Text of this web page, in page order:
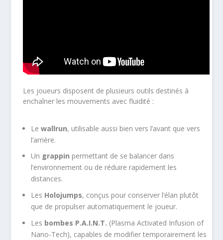
Les joueurs disposent de plusieurs outils destinés à
enchaîner les mouvements avec fluidité :
Lewallrun, utilisable aussi bien vers l’avant que vers
l’arrière.
Un grappin permettant de se balancer dans
l’environnement ou de réduire rapidement les
distances.
Les Holojumps, conçus pour conserver l’élan plutôt
que de propulser automatiquement le joueur.
Les bombes P.A.I.N.T. (Plasma Activated Infusion of
Nano-Tech), capables de modifier temporairement les